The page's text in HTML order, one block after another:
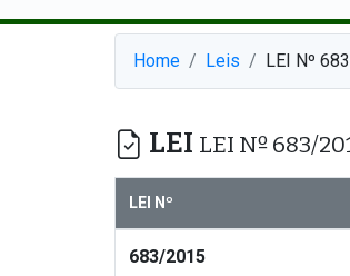
Home Leis LEI Nº
LEI LEI Nº 683/
LEI Nº
683/2015